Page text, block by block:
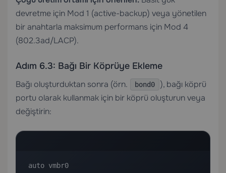
devretme için Mod 1 (active-backup) veya yönetilen
bir anahtarla maksimum performans için Mod 4
(802.3ad/LACP).
Adım 6.3: Bağı Bir Köprüye Ekleme
Bağı oluşturduktan sonra (örn. bond0
), bağı köprü
portu olarak kullanmak için bir köprü oluşturun veya
değiştirin:
auto vmbr0